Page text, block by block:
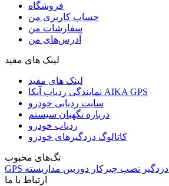
فروشگاه
حساب کاربری من
سفارشات من
آدرس‌های من
لینک های مفید
لینک های مفید
نمایندگی ردیاب آیکا AIKA GPS
سایت ردیابی خودرو
درباره نگهبان سیستم
ردیاب خودرو
کاتالوگ دزدگیرهای خودرو
تگ‌های محبوب
GPS
دزدگیر نصب چیرکار دوربین مداربسته
ارتباط با ما